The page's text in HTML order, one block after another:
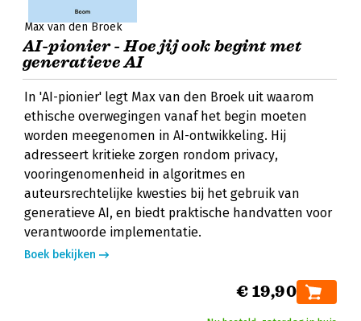
Max van den Broek
AI-pionier - Hoe jij ook begint met
generatieve AI
In 'AI-pionier' legt Max van den Broek uit waarom
ethische overwegingen vanaf het begin moeten
worden meegenomen in AI-ontwikkeling. Hij
adresseert kritieke zorgen rondom privacy,
vooringenomenheid in algoritmes en
auteursrechtelijke kwesties bij het gebruik van
generatieve AI, en biedt praktische handvatten voor
verantwoorde implementatie.
Boek bekijken
€ 19,90